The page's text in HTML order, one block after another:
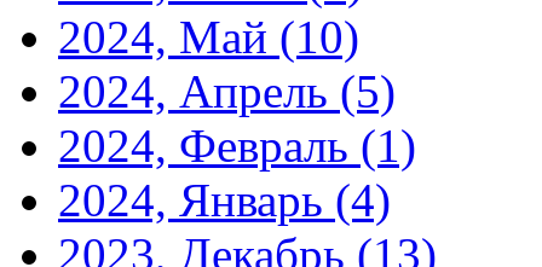
2024, Май (10)
2024, Апрель (5)
2024, Февраль (1)
2024, Январь (4)
2023, Декабрь (13)